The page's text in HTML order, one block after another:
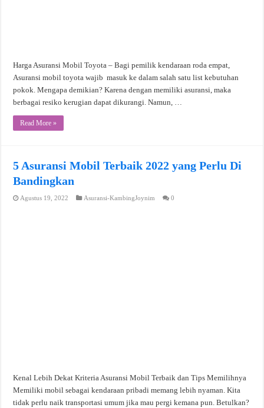
Harga Asuransi Mobil Toyota – Bagi pemilik kendaraan roda empat,
Asuransi mobil toyota wajib masuk ke dalam salah satu list kebutuhan
pokok. Mengapa demikian? Karena dengan memiliki asuransi, maka
berbagai resiko kerugian dapat dikurangi. Namun, …
Read More »
5 Asuransi Mobil Terbaik 2022 yang Perlu Di
Bandingkan
Agustus 19, 2022 Asuransi-KambingJoynim 0
Kenal Lebih Dekat Kriteria Asuransi Mobil Terbaik dan Tips Memilihnya
Memiliki mobil sebagai kendaraan pribadi memang lebih nyaman. Kita
tidak perlu naik transportasi umum jika mau pergi kemana pun. Betulkan?